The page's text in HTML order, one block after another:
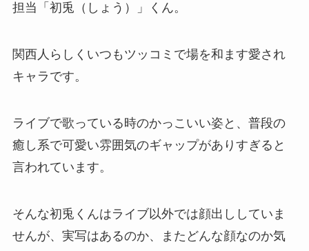
担当「初兎（しょう）」くん。
関西人らしくいつもツッコミで場を和ます愛され
キャラです。
ライブで歌っている時のかっこいい姿と、普段の
癒し系で可愛い雰囲気のギャップがありすぎると
言われています。
そんな初兎くんはライブ以外では顔出ししていま
せんが、実写はあるのか、またどんな顔なのか気